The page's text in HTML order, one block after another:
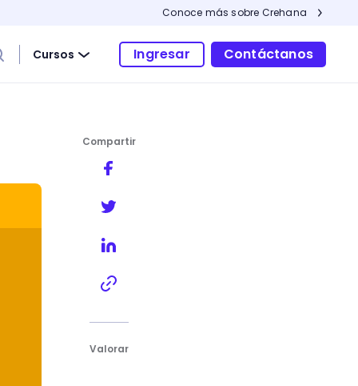
Conoce más sobre Crehana
Cursos Ingresar Contáctanos
Compartir
Valorar